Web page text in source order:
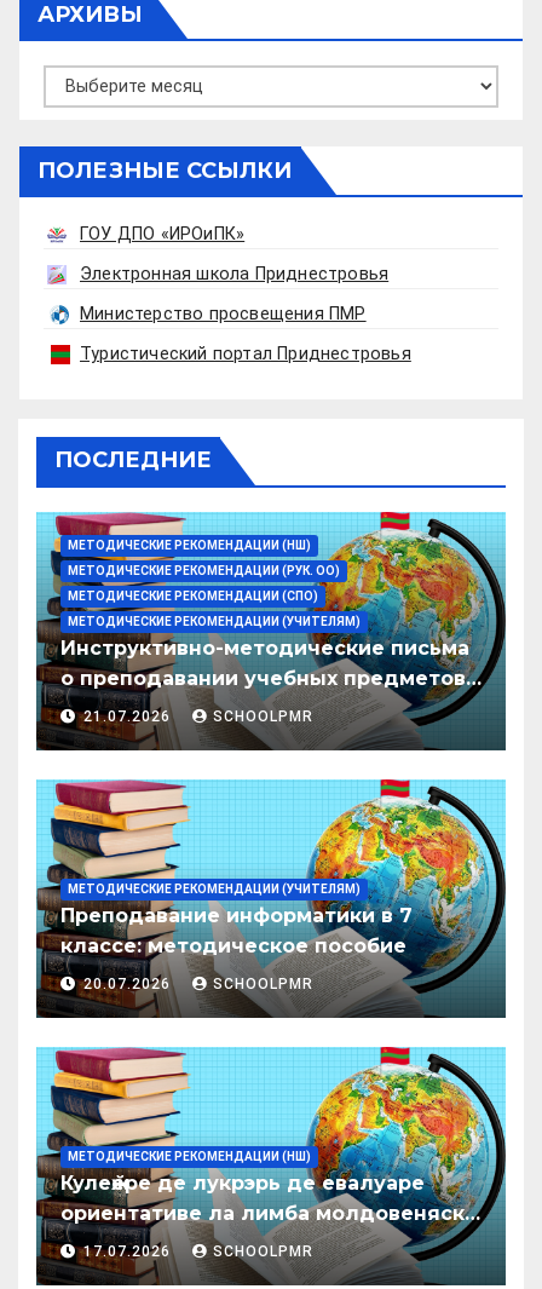
АРХИВЫ
Архивы
ПОЛЕЗНЫЕ ССЫЛКИ
ГОУ ДПО «ИРОиПК»
Электронная школа Приднестровья
Министерство просвещения ПМР
Туристический портал Приднестровья
ПОСЛЕДНИЕ
МЕТОДИЧЕСКИЕ РЕКОМЕНДАЦИИ (НШ)
МЕТОДИЧЕСКИЕ РЕКОМЕНДАЦИИ (РУК. ОО)
МЕТОДИЧЕСКИЕ РЕКОМЕНДАЦИИ (СПО)
МЕТОДИЧЕСКИЕ РЕКОМЕНДАЦИИ (УЧИТЕЛЯМ)
Инструктивно-методические письма
о преподавании учебных предметов/
дисциплин в организациях
образования ПМР на 2026/27 уч. год
21.07.2026 SCHOOLPMR
МЕТОДИЧЕСКИЕ РЕКОМЕНДАЦИИ (УЧИТЕЛЯМ)
Преподавание информатики в 7
классе: методическое пособие
20.07.2026 SCHOOLPMR
МЕТОДИЧЕСКИЕ РЕКОМЕНДАЦИИ (НШ)
Кулеӂере де лукрэрь де евалуаре
ориентативе ла лимба молдовеняскэ
пентру елевий класелор примаре але
организациилор де ынвэцэмынт
17.07.2026 SCHOOLPMR